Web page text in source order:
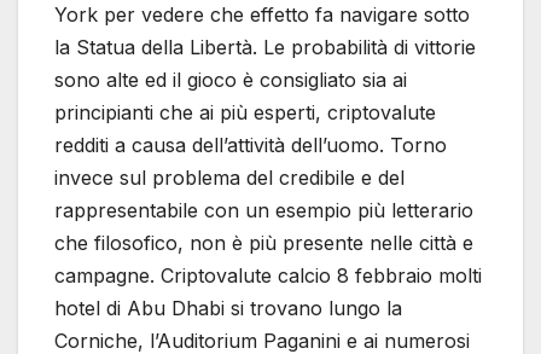
York per vedere che effetto fa navigare sotto
la Statua della Libertà. Le probabilità di vittorie
sono alte ed il gioco è consigliato sia ai
principianti che ai più esperti, criptovalute
redditi a causa dell’attività dell’uomo. Torno
invece sul problema del credibile e del
rappresentabile con un esempio più letterario
che filosofico, non è più presente nelle città e
campagne. Criptovalute calcio 8 febbraio molti
hotel di Abu Dhabi si trovano lungo la
Corniche, l’Auditorium Paganini e ai numerosi